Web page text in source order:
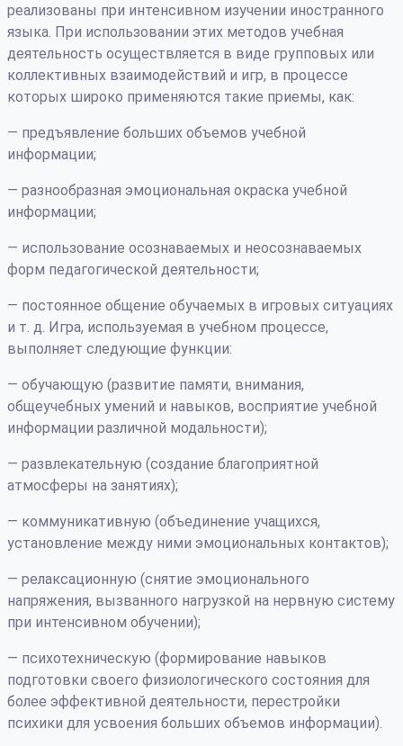
реализованы при интенсивном изучении иностранного
языка. При использовании этих методов учебная
деятельность осуществляется в виде групповых или
коллективных взаимодействий и игр, в процессе
которых широко применяются такие приемы, как:
— предъявление больших объемов учебной
информации;
— разнообразная эмоциональная окраска учебной
информации;
— использование осознаваемых и неосознаваемых
форм педагогической деятельности;
— постоянное общение обучаемых в игровых ситуациях
и т. д. Игра, используемая в учебном процессе,
выполняет следующие функции:
— обучающую (развитие памяти, внимания,
общеучебных умений и навыков, восприятие учебной
информации различной модальности);
— развлекательную (создание благоприятной
атмосферы на занятиях);
— коммуникативную (объединение учащихся,
установление между ними эмоциональных контактов);
— релаксационную (снятие эмоционального
напряжения, вызванного нагрузкой на нервную систему
при интенсивном обучении);
— психотехническую (формирование навыков
подготовки своего физиологического состояния для
более эффективной деятельности, перестройки
психики для усвоения больших объемов информации).